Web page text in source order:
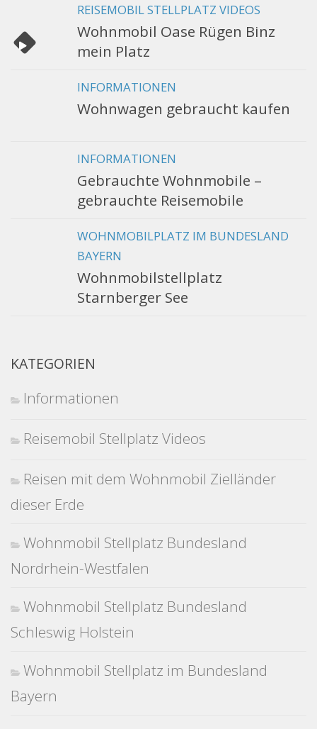
REISEMOBIL STELLPLATZ VIDEOS
Wohnmobil Oase Rügen Binz
mein Platz
INFORMATIONEN
Wohnwagen gebraucht kaufen
INFORMATIONEN
Gebrauchte Wohnmobile –
gebrauchte Reisemobile
WOHNMOBILPLATZ IM BUNDESLAND
BAYERN
Wohnmobilstellplatz
Starnberger See
KATEGORIEN
Informationen
Reisemobil Stellplatz Videos
Reisen mit dem Wohnmobil Zielländer
dieser Erde
Wohnmobil Stellplatz Bundesland
Nordrhein-Westfalen
Wohnmobil Stellplatz Bundesland
Schleswig Holstein
Wohnmobil Stellplatz im Bundesland
Bayern